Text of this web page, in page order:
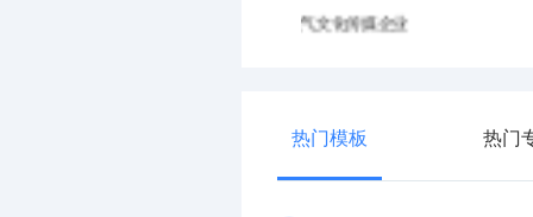
精美智能电动牙刷企业
热门模板 热门